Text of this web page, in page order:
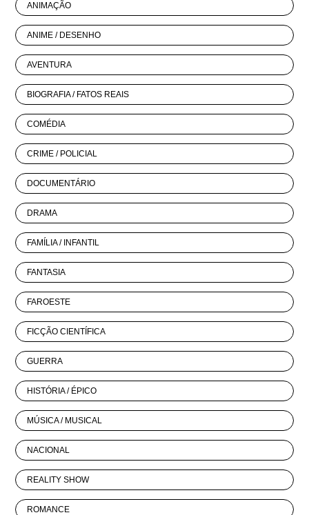
ANIMAÇÃO
ANIME / DESENHO
AVENTURA
BIOGRAFIA / FATOS REAIS
COMÉDIA
CRIME / POLICIAL
DOCUMENTÁRIO
DRAMA
FAMÍLIA / INFANTIL
FANTASIA
FAROESTE
FICÇÃO CIENTÍFICA
GUERRA
HISTÓRIA / ÉPICO
MÚSICA / MUSICAL
NACIONAL
REALITY SHOW
ROMANCE